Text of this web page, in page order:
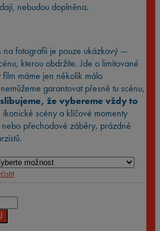
nebudou doplněna.
na fotografii je pouze ukázkový —
kterou obdržíte. Jde o limitované
máme jen několik málo
garantovat přesně tu scénu,
že vybereme vždy to
ikonické scény a klíčové momenty
přechodové záběry, prázdné